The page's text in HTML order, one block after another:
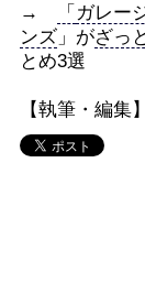
→ 「 ガレー
ンズ」がざっ
とめ3選
【執筆・編集